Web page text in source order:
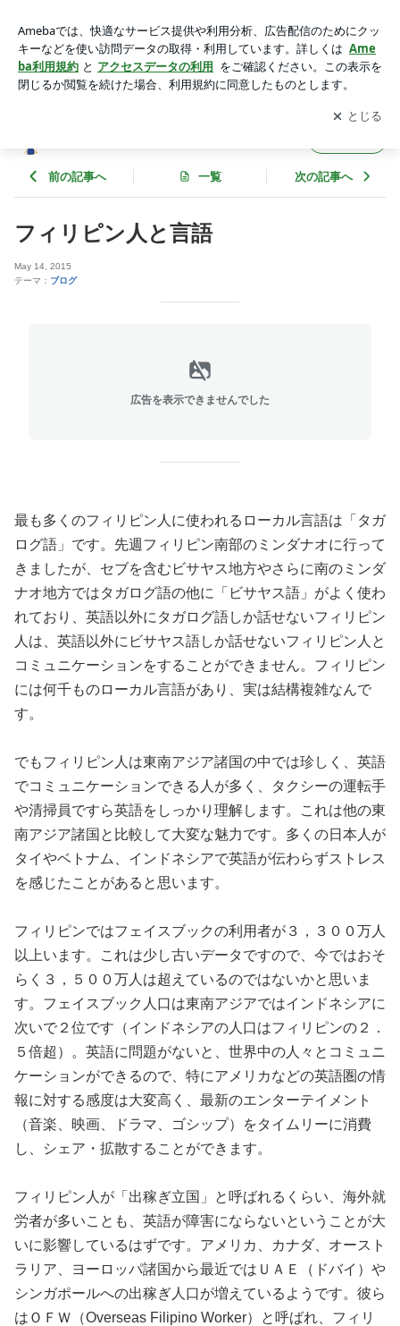
アプリをダウンロードして ブログの更新通知
を受け取りまし
ょう。
開く
前の記事へ 一覧 次の記事へ
フィリピン人と言語
May 14, 2015
テーマ： ブログ
広告を表示できませんでした
最も多くのフィリピン人に使われるローカル言語は「タガ
ログ語」です。先週フィリピン南部のミンダナオに行って
きましたが、セブを含むビサヤス地方やさらに南のミンダ
ナオ地方ではタガログ語の他に「ビサヤス語」がよく使わ
れており、英語以外にタガログ語しか話せないフィリピン
人は、英語以外にビサヤス語しか話せないフィリピン人と
コミュニケーションをすることができません。フィリピン
には何千ものローカル言語があり、実は結構複雑なんで
す。
でもフィリピン人は東南アジア諸国の中では珍しく、英語
でコミュニケーションできる人が多く、タクシーの運転手
や清掃員ですら英語をしっかり理解します。これは他の東
南アジア諸国と比較して大変な魅力です。多くの日本人が
タイやベトナム、インドネシアで英語が伝わらずストレス
を感じたことがあると思います。
フィリピンではフェイスブックの利用者が３，３００万人
以上います。これは少し古いデータですので、今ではおそ
らく３，５００万人は超えているのではないかと思いま
す。フェイスブック人口は東南アジアではインドネシアに
次いで２位です（インドネシアの人口はフィリピンの２．
５倍超）。英語に問題がないと、世界中の人々とコミュニ
ケーションができるので、特にアメリカなどの英語圏の情
報に対する感度は大変高く、最新のエンターテイメント
（音楽、映画、ドラマ、ゴシップ）をタイムリーに消費
し、シェア・拡散することができます。
フィリピン人が「出稼ぎ立国」と呼ばれるくらい、海外就
労者が多いことも、英語が障害にならないということが大
いに影響しているはずです。アメリカ、カナダ、オースト
ラリア、ヨーロッパ諸国から最近ではＵＡＥ（ドバイ）や
シンガポールへの出稼ぎ人口が増えているようです。彼ら
はＯＦＷ（Overseas Filipino Worker）と呼ばれ、フィリ